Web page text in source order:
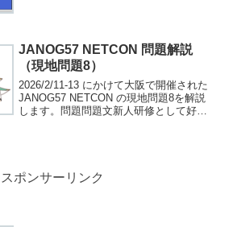
JANOG57 NETCON 問題解説
（現地問題8）
2026/2/11-13 にかけて大阪で開催された
JANOG57 NETCON の現地問題8を解説
します。問題問題文新人研修として好き
スポンサーリンク